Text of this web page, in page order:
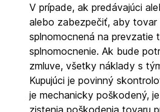
V prípade, ak predávajúci
alebo zabezpečiť, aby tovar
splnomocnená na prevzatie
splnomocnenie. Ak bude
zmluve, všetky náklady s
Kupujúci je povinný
je mechanicky poškodený,
zistenia poškodenia tovaru